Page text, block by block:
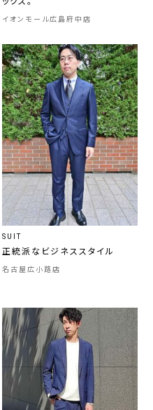
イオンモール広島府中店
SUIT
正統派なビジネススタイル
名古屋広小路店